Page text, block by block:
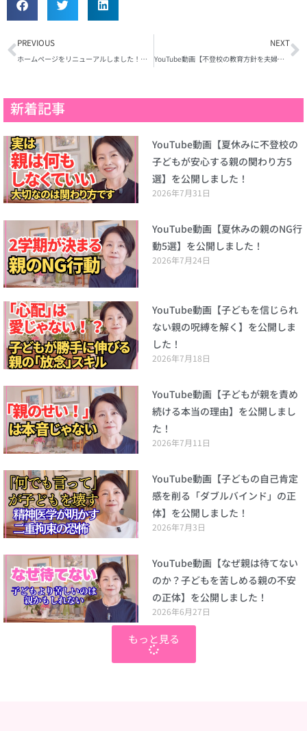
Prev
PREVIOUS
ホームページをリニューアルしました！コースが変わりました！
NEXT
YouTube動画【不登校の教育方針を夫婦で一つにまとめる方法】を公開しました！
新着記事
YouTube動画【夏休みに不登校の
子どもが安心する親の関わり方5
選】を公開しました！
2026年7月31日
YouTube動画【夏休みの親のNG行
動5選】を公開しました！
2026年7月24日
YouTube動画【子どもを信じられ
ない親の呪縛を解く】を公開しま
した！
2026年7月18日
YouTube動画【子どもが親を責め
続ける本当の理由】を公開しまし
た！
2026年7月11日
YouTube動画【子どもの自己肯定
感を削る「ダブルバインド」の正
体】を公開しました！
2026年7月3日
YouTube動画【なぜ親は待てない
のか？子どもを苦しめる親の不安
の正体】を公開しました！
2026年6月27日
もっと見る